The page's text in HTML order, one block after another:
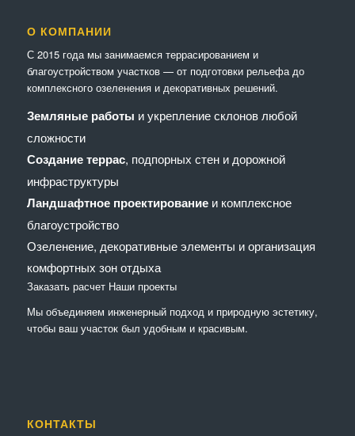
О КОМПАНИИ
С 2015 года мы занимаемся террасированием и
благоустройством участков — от подготовки рельефа до
комплексного озеленения и декоративных решений.
Земляные работы и укрепление склонов любой
сложности
Создание террас, подпорных стен и дорожной
инфраструктуры
Ландшафтное проектированиеи комплексное
благоустройство
Озеленение, декоративные элементы и организация
комфортных зон отдыха
Заказать расчет Наши проекты
Мы объединяем инженерный подход и природную эстетику,
чтобы ваш участок был удобным и красивым.
КОНТАКТЫ